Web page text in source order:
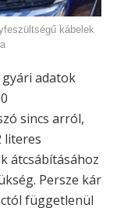
kábelek
gyári adatok
sincs arról,
literes
átcsábításához
Persze kár
függetlenül